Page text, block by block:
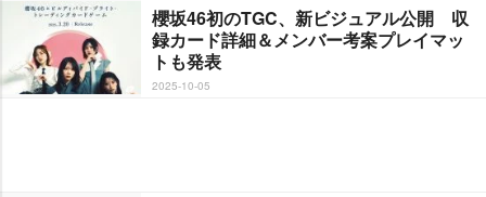
櫻坂46初のTGC、新ビジュアル公開 収
録カード詳細＆メンバー考案プレイマッ
トも発表
2025-10-05